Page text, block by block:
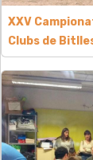
XXV
Clubs de